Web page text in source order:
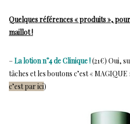
Quelques références « produits »,
maillot !
–La lotion n°4 de Clinique !(21€) Oui,
tâches et les boutons c’est «
c’est par ici)